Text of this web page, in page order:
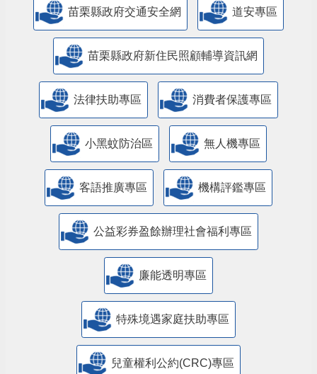
苗栗縣政府交通安全網 道安專區
苗栗縣政府新住民照顧輔導資訊網
法律扶助專區 消費者保護專區
小黑蚊防治區 無人機專區
客語推廣專區 機構評鑑專區
公益彩券盈餘辦理社會福利專區
廉能透明專區
特殊境遇家庭扶助專區
兒童權利公約(CRC)專區